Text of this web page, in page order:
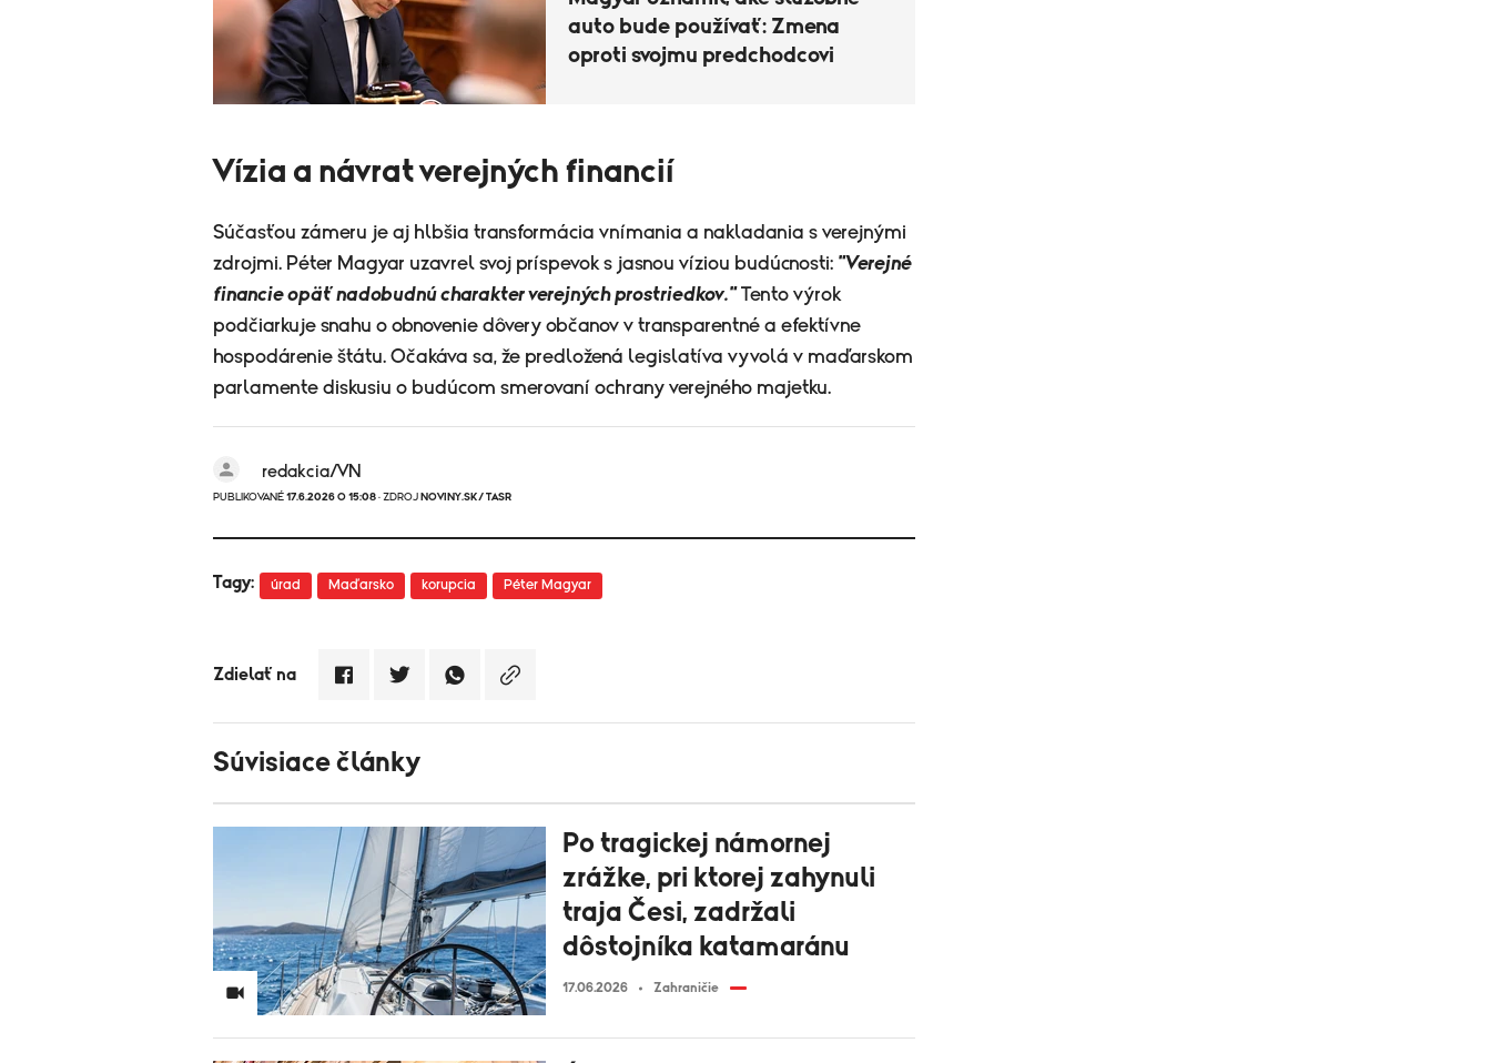
auto bude používať: Zmena
oproti svojmu predchodcovi
Vízia a návrat verejných financií
Súčasťou zámeru je aj hlbšia transformácia vnímania a nakladania s verejnými
zdrojmi. Péter Magyar uzavrel svoj príspevok s jasnou víziou budúcnosti: "Verejné
financie opäť nadobudnú charakter verejných prostriedkov."Tento výrok
podčiarkuje snahu o obnovenie dôvery občanov v transparentné a efektívne
hospodárenie štátu. Očakáva sa, že predložená legislatíva vyvolá v maďarskom
parlamente diskusiu o budúcom smerovaní ochrany verejného majetku.
redakcia/VN
PUBLIKOVANÉ 17.6.2026 O 15:08 · ZDROJ NOVINY.SK/ TASR
Tagy: úrad Maďarsko korupcia Péter Magyar
Zdielať na
Súvisiace články
Po tragickej námornej
zrážke, pri ktorej zahynuli
traja Česi, zadržali
dôstojníka katamaránu
17.06.2026 Zahraničie